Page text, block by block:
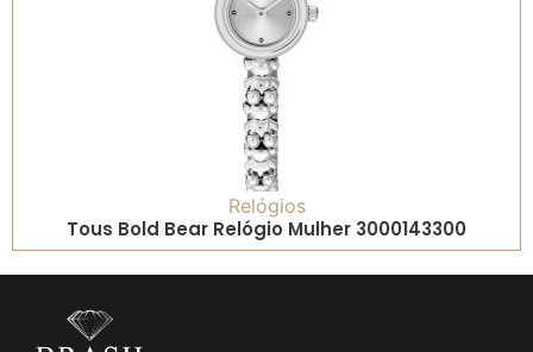
Relógios
Tous Bold Bear Relógio Mulher 3000143300